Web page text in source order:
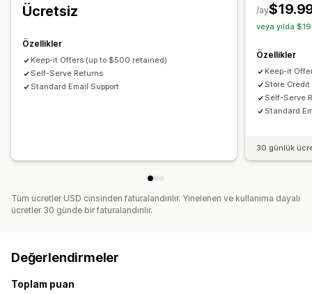
Ücretsiz
Özellikler
Keep-it Offers (up to $500 retained)
Self-Serve Returns
Standard Email Support
/ay
veya yılda
Özellikler
Keep-it
Store
Self-Serve
Standard
30 günlük
Tüm ücretler USD cinsinden faturalandırılır. Yinelenen ve kullanıma dayalı
ücretler 30 günde bir faturalandırılır.
Değerlendirmeler
Toplam puan